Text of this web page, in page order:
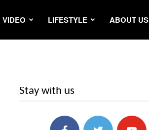
VIDEO LIFESTYLE ABOUT US
Stay with us